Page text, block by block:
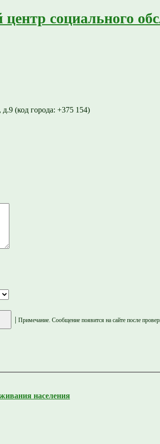
социального
(код города: +375 154)
|Примечание. Сообщение появится на сайте после
населения